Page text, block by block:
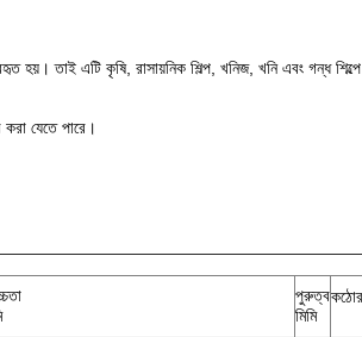
হয়। তাই এটি কৃষি, রাসায়নিক শিল্প, খনিজ, খনি এবং গন্ধ শিল্পে
করা যেতে পারে।
পুরুত্ব
মিমি